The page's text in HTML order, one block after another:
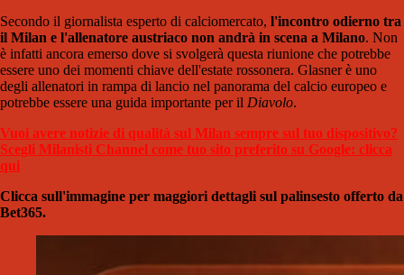
Secondo il giornalista esperto di calciomercato, l'incontro odierno tra
il Milan e l'allenatore austriaco non andrà in scena a Milano. Non
è infatti ancora emerso dove si svolgerà questa riunione che potrebbe
essere uno dei momenti chiave dell'estate rossonera. Glasner è uno
degli allenatori in rampa di lancio nel panorama del calcio europeo e
potrebbe essere una guida importante per il Diavolo.
Vuoi avere notizie di qualità sul Milan sempre sul tuo dispositivo?
Scegli Milanisti Channel come tuo sito preferito su Google: clicca
qui
Clicca sull'immagine per maggiori dettagli sul palinsesto offerto da
Bet365.